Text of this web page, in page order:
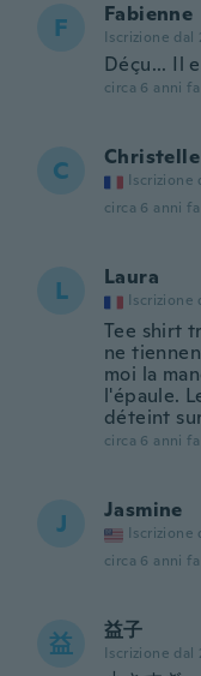
F Fabienne
Iscrizione dal
Déçu... Il
circa 6 anni fa
C Christelle
Iscrizione
circa 6 anni fa
L Laura
Iscrizione
Tee shirt
ne
moi la
l'épaule.
déteint
circa 6 anni fa
J Jasmine
Iscrizione
circa 6 anni fa
益 益子
Iscrizione dal